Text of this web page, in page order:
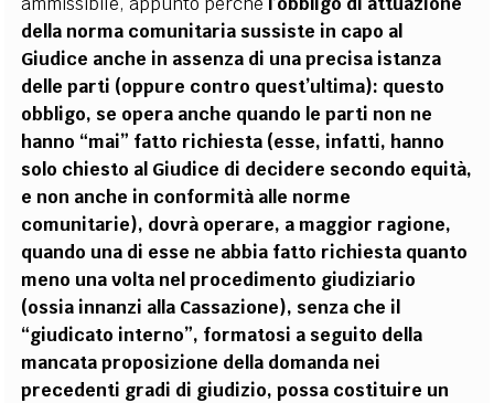
della norma comunitaria sussiste in capo al
Giudice anche in assenza di una precisa istanza
delle parti (oppure contro quest’ultima): questo
obbligo, se opera anche quando le parti non ne
hanno “mai” fatto richiesta (esse, infatti, hanno
solo chiesto al Giudice di decidere secondo equità,
e non anche in conformità alle norme
comunitarie), dovrà operare, a maggior ragione,
quando una di esse ne abbia fatto richiesta quanto
meno una volta nel procedimento giudiziario
(ossia innanzi alla Cassazione), senza che il
“giudicato interno”, formatosi a seguito della
mancata proposizione della domanda nei
precedenti gradi di giudizio, possa costituire un